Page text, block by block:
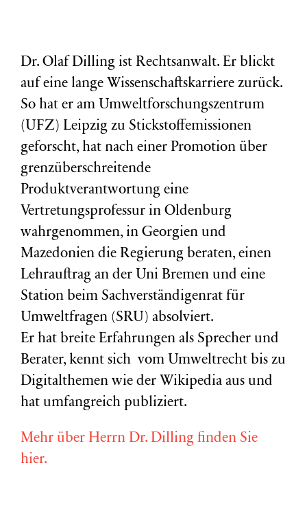
Dr. Olaf Dilling ist Rechtsanwalt. Er blickt
auf eine lange Wissenschaftskarriere zurück.
So hat er am Umweltforschungszentrum
(UFZ) Leipzig zu Stickstoffemissionen
geforscht, hat nach einer Promotion über
grenzüberschreitende
Produktverantwortung eine
Vertretungsprofessur in Oldenburg
wahrgenommen, in Georgien und
Mazedonien die Regierung beraten, einen
Lehrauftrag an der Uni Bremen und eine
Station beim Sachverständigenrat für
Umweltfragen (SRU) absolviert.
Er hat breite Erfahrungen als Sprecher und
Berater, kennt sich vom Umweltrecht bis zu
Digitalthemen wie der Wikipedia aus und
hat umfangreich publiziert.
Mehr über Herrn Dr. Dilling finden Sie
hier.